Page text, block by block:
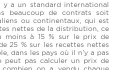
y a un standard international
beaucoup de contrats soit
ou continentaux, qui est
nettes de la distribution, ce
moins à 15 % sur le prix de
25 % sur les recettes nettes
dans les pays où il n’y a pas
peut pas calculer un prix de